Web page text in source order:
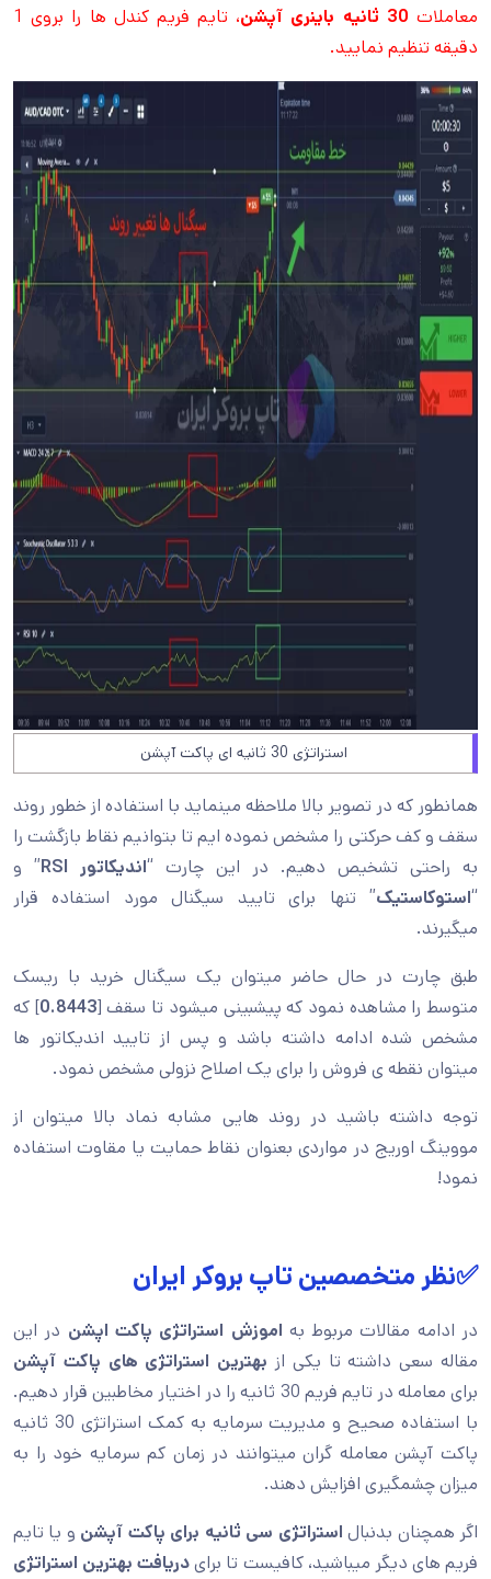
معاملات 30 ثانیه باینری آپشن
، تایم فریم کندل ها را بروی 1
دقیقه تنظیم نمایید.
استراتژی 30 ثانیه ای پاکت آپشن
همانطور که در تصویر بالا ملاحظه مینماید با استفاده از خطور روند
سقف و کف حرکتی را مشخص نموده ایم تا بتوانیم نقاط بازگشت را
به راحتی تشخیص دهیم. در این چارت “اندیکاتور RSI
” و
“استوکاستیک” تنها برای تایید سیگنال مورد استفاده قرار
میگیرند.
طبق چارت در حال حاضر میتوان یک سیگنال خرید با ریسک
متوسط را مشاهده نمود که پیشبینی میشود تا سقف [0.8443] که
مشخص شده ادامه داشته باشد و پس از تایید اندیکاتور ها
میتوان نقطه ی فروش را برای یک اصلاح نزولی مشخص نمود.
توجه داشته باشید در روند هایی مشابه نماد بالا میتوان از
مووینگ اوریج در مواردی بعنوان نقاط حمایت یا مقاوت استفاده
نمود!
✅نظر متخصصین تاپ بروکر ایران
در ادامه مقالات مربوط به اموزش استراتژی پاکت اپشن در این
مقاله سعی داشته تا یکی از بهترین استراتژی های پاکت آپشن
برای معامله در تایم فریم 30 ثانیه را در اختیار مخاطبین قرار دهیم.
با استفاده صحیح و مدیریت سرمایه به کمک استراتژی 30 ثانیه
پاکت آپشن معامله گران میتوانند در زمان کم سرمایه خود را به
میزان چشمگیری افزایش دهند.
اگر همچنان بدنبال استراتژی سی ثانیه برای پاکت آپشن و یا تایم
فریم های دیگر میباشید، کافیست تا برایدریافت بهترین استراتژی